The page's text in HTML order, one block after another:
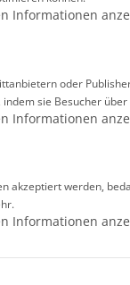
Aqua Skins
Kopfschutz -
Informationen
oder
sie Besucher
Informationen
akzeptiert werden,
Informationen